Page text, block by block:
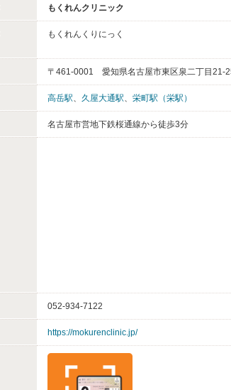
もくれんクリニック
もくれんくりにっく
〒461-0001 愛知県名古屋市東区泉二丁目21-
高岳駅、 久屋大通駅、 栄町駅（栄駅）
名古屋市営地下鉄桜通線から徒歩3分
052-934-7122
https://mokurenclinic.jp/